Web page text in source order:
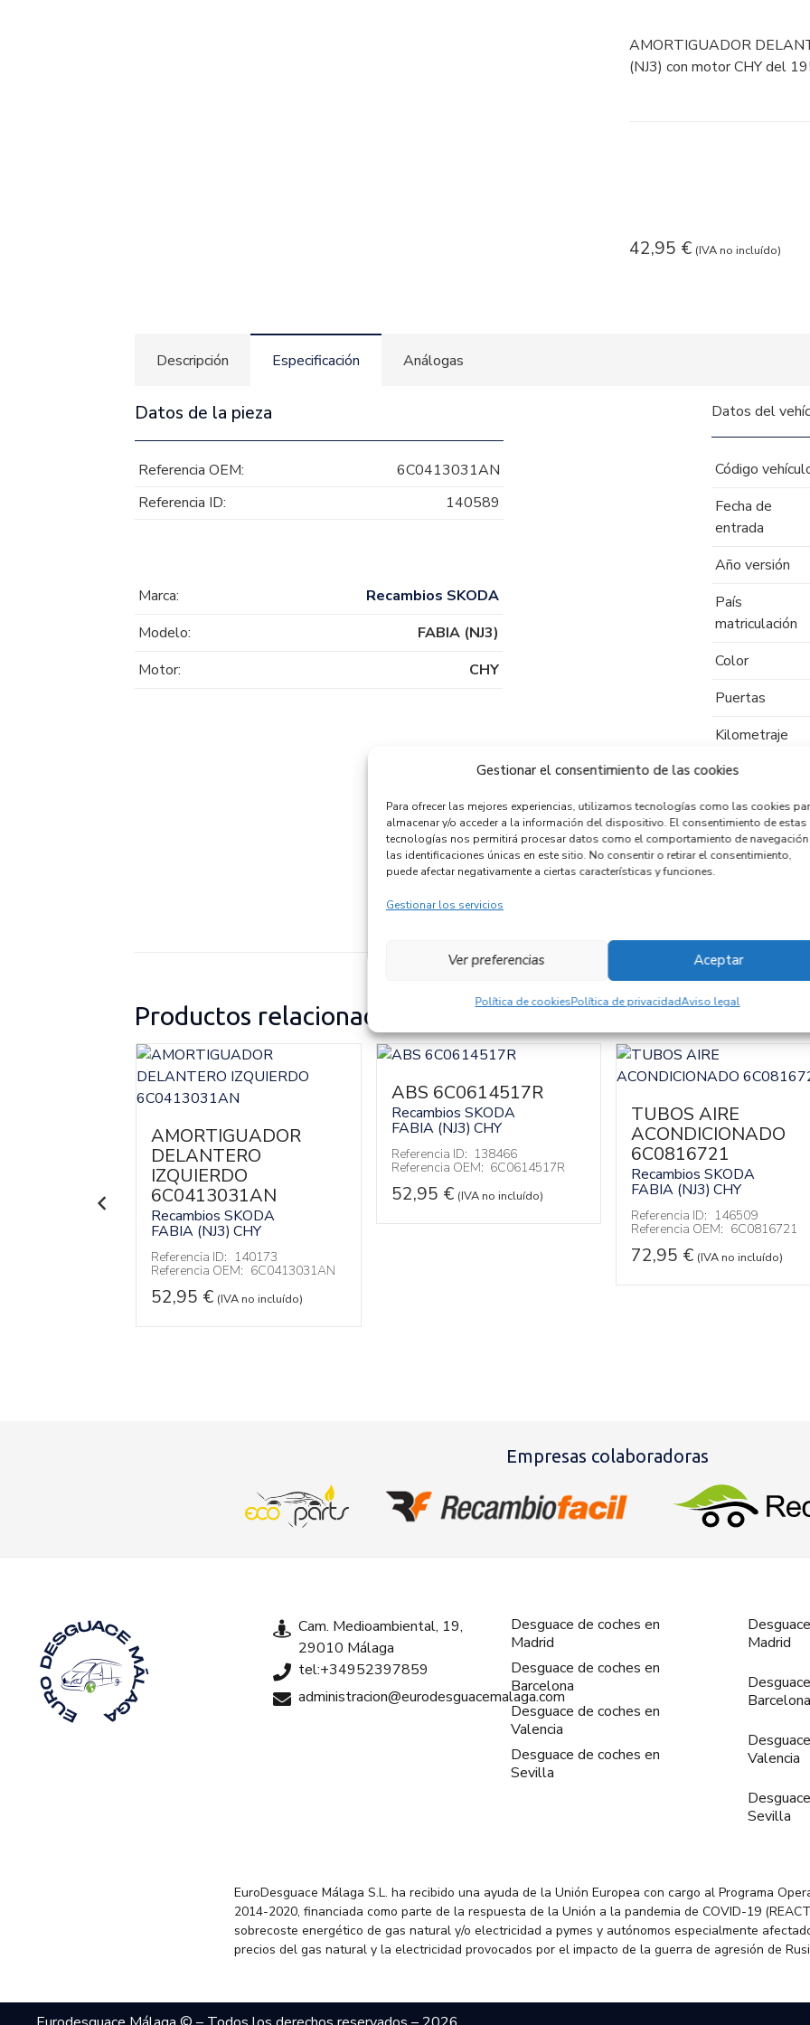
Gestionar el consentimiento de las cookies
Para ofrecer las mejores experiencias, utilizamos tecnologías como las cookies
almacenar y/o acceder a la información del dispositivo. El consentimiento de estas
tecnologías nos permitirá procesar datos como el comportamiento de
las identificaciones únicas en este sitio. No consentir o retirar el consentimiento,
puede afectar negativamente a ciertas características y funciones.
Gestionar los servicios
Aceptar
Ver preferencias
Política de cookiesPolítica de privacidadAviso legal
AMORTIGUADOR
(NJ3) con motor CHY del
42,95 € (IVA no incluído)
Descripción Especificación Análogas
Datos de la pieza
Referencia OEM:
6C0413031AN
Referencia ID:
140589
Marca:
Recambios SKODA
Modelo:
FABIA (NJ3)
Motor:
CHY
Datos del
Código
Fecha de
entrada
Año versión
País
matriculación
Color
Puertas
Kilometraje
Tipo de
Código motor
Productos relacionados
AMORTIGUADOR
DELANTERO
IZQUIERDO
6C0413031AN
Recambios SKODA
FABIA (NJ3) CHY
Referencia ID: 140173
Referencia OEM: 6C0413031AN
52,95 € (IVA no incluído)
ABS 6C0614517R
Recambios SKODA
FABIA (NJ3) CHY
Referencia ID: 138466
Referencia OEM: 6C0614517R
52,95 € (IVA no incluído)
TUBOS AIRE
ACONDICIONADO
6C0816721
Recambios SKODA
FABIA (NJ3) CHY
Referencia ID: 146509
Referencia OEM: 6C0816721
72,95 € (IVA no incluído)
Empresas colaboradoras
Cam. Medioambiental, 19,
29010 Málaga
tel:+34952397859
administracion@eurodesguacemalaga.com
Desguace de coches en
Madrid
Desguace de coches en
Barcelona
Desguace de coches en
Valencia
Desguace de coches en
Sevilla
Madrid
Barcelona
Valencia
Sevilla
EuroDesguace Málaga S.L. ha recibido una ayuda de la Unión Europea con cargo al Programa
2014-2020, financiada como parte de la respuesta de la Unión a la pandemia de COVID-19
sobrecoste energético de gas natural y/o electricidad a pymes y autónomos especialmente
precios del gas natural y la electricidad provocados por el impacto de la guerra de agresión de